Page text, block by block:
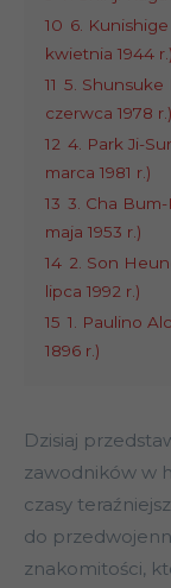
10 6.
kwietnia 1944 r.)
11 5. Shunsuke
czerwca 1978 r.)
12 4. Park Ji-
marca 1981 r.)
13 3. Cha
maja 1953 r.)
14 2. Son
lipca 1992 r.)
15 1. Paulino
1896 r.)
Dzisiaj
zawodników w
czasy
do
znakomitości,